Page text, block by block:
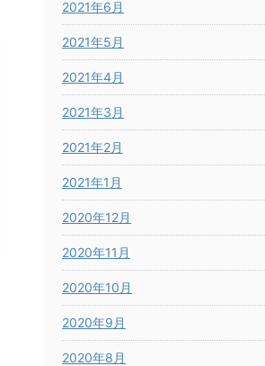
2021年6月
2021年5月
2021年4月
2021年3月
2021年2月
2021年1月
2020年12月
2020年11月
2020年10月
2020年9月
2020年8月